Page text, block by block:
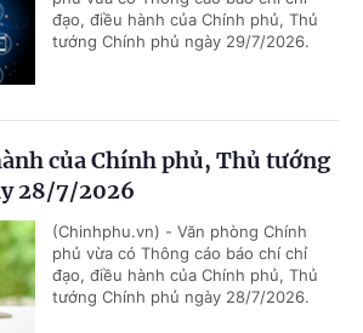
đạo, điều hành của Chính phủ, Thủ
tướng Chính phủ ngày 29/7/2026.
của Chính phủ, Thủ tướng
28/7/2026
(Chinhphu.vn) - Văn phòng Chính
phủ vừa có Thông cáo báo chí chỉ
đạo, điều hành của Chính phủ, Thủ
tướng Chính phủ ngày 28/7/2026.